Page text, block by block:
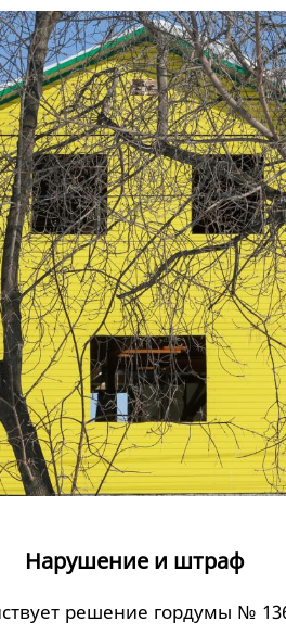
Нарушение и штраф
решение гордумы №